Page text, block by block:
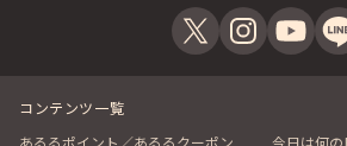
コンテンツ一覧
あるるポイント／あるるクーポン
今日は何の